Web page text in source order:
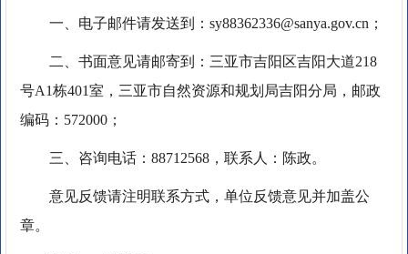
一、电子邮件请发送到：sy88362336@sanya.gov.cn；
二、书面意见请邮寄到：三亚市吉阳区吉阳大道218
号A1栋401室，三亚市自然资源和规划局吉阳分局，邮政
编码：572000；
三、咨询电话：88712568，联系人：陈政。
意见反馈请注明联系方式，单位反馈意见并加盖公
章。